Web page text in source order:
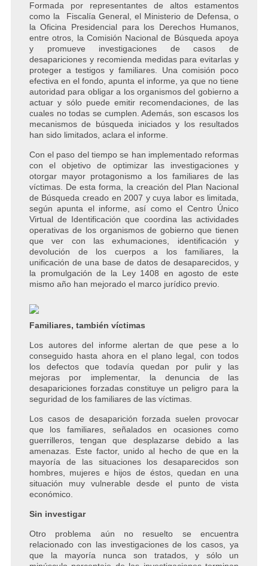
Formada por representantes de altos estamentos
como la Fiscalía General, el Ministerio de Defensa, o
la Oficina Presidencial para los Derechos Humanos,
entre otros, la Comisión Nacional de Búsqueda apoya
y promueve investigaciones de casos de
desapariciones y recomienda medidas para evitarlas y
proteger a testigos y familiares. Una comisión poco
efectiva en el fondo, apunta el informe, ya que no tiene
autoridad para obligar a los organismos del gobierno a
actuar y sólo puede emitir recomendaciones, de las
cuales no todas se cumplen. Además, son escasos los
mecanismos de búsqueda iniciados y los resultados
han sido limitados, aclara el informe.
Con el paso del tiempo se han implementado reformas
con el objetivo de optimizar las investigaciones y
otorgar mayor protagonismo a los familiares de las
víctimas. De esta forma, la creación del Plan Nacional
de Búsqueda creado en 2007 y cuya labor es limitada,
según apunta el informe, así como el Centro Único
Virtual de Identificación que coordina las actividades
operativas de los organismos de gobierno que tienen
que ver con las exhumaciones, identificación y
devolución de los cuerpos a los familiares, la
unificación de una base de datos de desaparecidos, y
la promulgación de la Ley 1408 en agosto de este
mismo año han mejorado el marco jurídico previo.
Familiares, también víctimas
Los autores del informe alertan de que pese a lo
conseguido hasta ahora en el plano legal, con todos
los defectos que todavía quedan por pulir y las
mejoras por implementar, la denuncia de las
desapariciones forzadas constituye un peligro para la
seguridad de los familiares de las víctimas.
Los casos de desaparición forzada suelen provocar
que los familiares, señalados en ocasiones como
guerrilleros, tengan que desplazarse debido a las
amenazas. Este factor, unido al hecho de que en la
mayoría de las situaciones los desaparecidos son
hombres, mujeres e hijos de éstos, quedan en una
situación muy vulnerable desde el punto de vista
económico.
Sin investigar
Otro problema aún no resuelto se encuentra
relacionado con las investigaciones de los casos, ya
que la mayoría nunca son tratados, y sólo un